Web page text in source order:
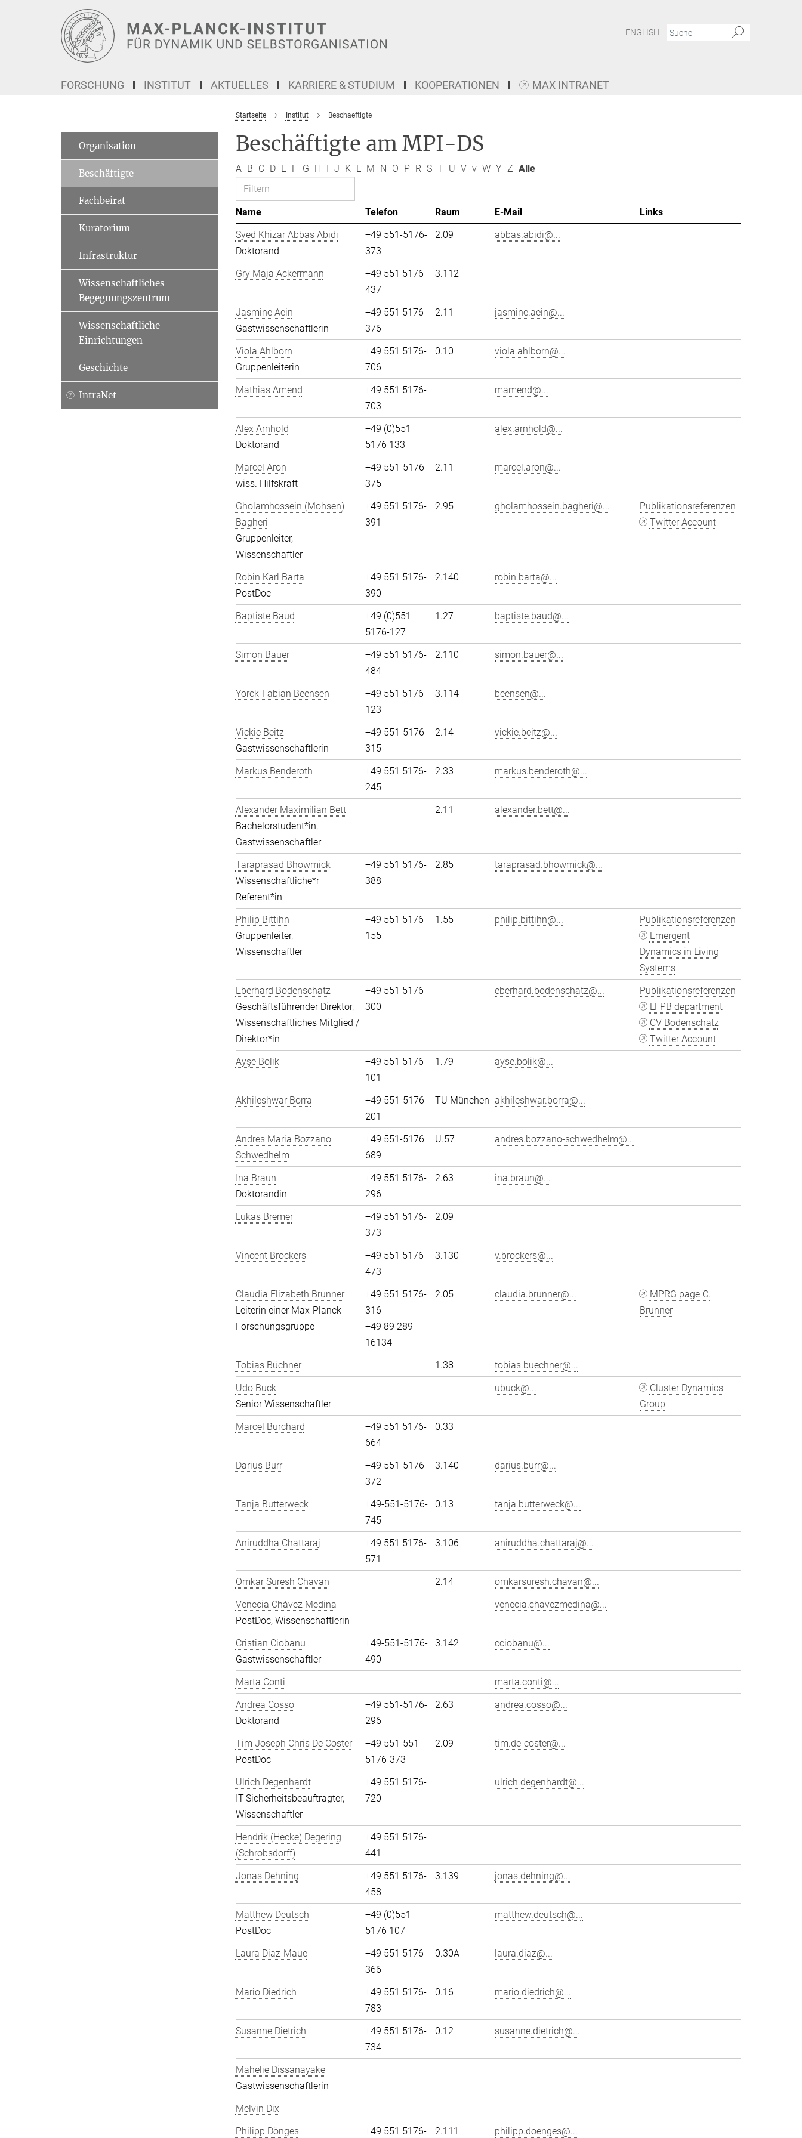
ENGLISH
FORSCHUNG INSTITUT AKTUELLES KARRIERE & STUDIUM KOOPERATIONEN MAX INTRANET
Startseite Institut Beschaeftigte
Beschäftigte am MPI-DS
A B C D E F G H I J K L M N O P R S T U V v W Y Z Alle
Name Telefon Raum E-Mail
Links
Syed Khizar Abbas Abidi
Doktorand
+49 551-5176-
373
2.09 abbas.abidi@...
Gry Maja Ackermann
+49 551 5176-
437
3.112
Jasmine Aein
Gastwissenschaftlerin
+49 551 5176-
376
2.11 jasmine.aein@...
Viola Ahlborn
Gruppenleiterin
+49 551 5176-
706
0.10 viola.ahlborn@...
Mathias Amend
+49 551 5176-
703
mamend@...
Alex Arnhold
Doktorand
+49 (0)551
5176 133
alex.arnhold@...
Marcel Aron
wiss. Hilfskraft
+49 551-5176-
375
2.11 marcel.aron@...
Gholamhossein (Mohsen)
Bagheri
Gruppenleiter,
Wissenschaftler
+49 551 5176-
391
2.95 gholamhossein.bagheri@...
Publikationsreferenzen
Twitter Account
Robin Karl Barta
PostDoc
+49 551 5176-
390
2.140 robin.barta@...
Baptiste Baud
+49 (0)551
5176-127
1.27 baptiste.baud@...
Simon Bauer
+49 551 5176-
484
2.110 simon.bauer@...
Yorck-Fabian Beensen
+49 551 5176-
123
3.114 beensen@...
Vickie Beitz
Gastwissenschaftlerin
+49 551-5176-
315
2.14 vickie.beitz@...
Markus Benderoth
+49 551 5176-
245
2.33 markus.benderoth@...
Alexander Maximilian Bett
Bachelorstudent*in,
Gastwissenschaftler
2.11 alexander.bett@...
Taraprasad Bhowmick
Wissenschaftliche*r
Referent*in
+49 551 5176-
388
2.85 taraprasad.bhowmick@...
Philip Bittihn
Gruppenleiter,
Wissenschaftler
+49 551 5176-
155
1.55 philip.bittihn@...
Publikationsreferenzen
Emergent
Dynamics in Living
Systems
Eberhard Bodenschatz
Geschäftsführender Direktor,
Wissenschaftliches Mitglied /
Direktor*in
+49 551 5176-
300
eberhard.bodenschatz@...
Publikationsreferenzen
LFPB department
CV Bodenschatz
Twitter Account
Ayşe Bolik
+49 551 5176-
101
1.79 ayse.bolik@...
Akhileshwar Borra
+49 551-5176-
201
TU München akhileshwar.borra@...
Andres Maria Bozzano
Schwedhelm
+49 551-5176
689
U.57 andres.bozzano-schwedhelm@...
Ina Braun
Doktorandin
+49 551 5176-
296
2.63 ina.braun@...
Lukas Bremer
+49 551 5176-
373
2.09
Vincent Brockers
+49 551 5176-
473
3.130 v.brockers@...
Claudia Elizabeth Brunner
Leiterin einer Max-Planck-
Forschungsgruppe
+49 551 5176-
316
+49 89 289-
16134
2.05 claudia.brunner@...
MPRG page C.
Brunner
Tobias Büchner 1.38
tobias.buechner@...
Udo Buck
Senior Wissenschaftler
ubuck@...
Cluster Dynamics
Group
Marcel Burchard
+49 551 5176-
664
0.33
Darius Burr
+49 551-5176-
372
3.140 darius.burr@...
Tanja Butterweck
+49-551-5176-
745
0.13 tanja.butterweck@...
Aniruddha Chattaraj
+49 551 5176-
571
3.106 aniruddha.chattaraj@...
Omkar Suresh Chavan 2.14
omkarsuresh.chavan@...
Venecia Chávez Medina
PostDoc, Wissenschaftlerin
venecia.chavezmedina@...
Cristian Ciobanu
Gastwissenschaftler
+49-551-5176-
490
3.142 cciobanu@...
Marta Conti
marta.conti@...
Andrea Cosso
Doktorand
+49 551-5176-
296
2.63 andrea.cosso@...
Tim Joseph Chris De Coster
PostDoc
+49 551-551-
5176-373
2.09 tim.de-coster@...
Ulrich Degenhardt
IT-Sicherheitsbeauftragter,
Wissenschaftler
+49 551 5176-
720
ulrich.degenhardt@...
Hendrik (Hecke) Degering
(Schrobsdorff)
+49 551 5176-
441
Jonas Dehning
+49 551 5176-
458
3.139 jonas.dehning@...
Matthew Deutsch
PostDoc
+49 (0)551
5176 107
matthew.deutsch@...
Laura Diaz-Maue
+49 551 5176-
366
0.30A laura.diaz@...
Mario Diedrich
+49 551 5176-
783
0.16 mario.diedrich@...
Susanne Dietrich
+49 551 5176-
734
0.12 susanne.dietrich@...
Mahelie Dissanayake
Gastwissenschaftlerin
Melvin Dix
Philipp Dönges
+49 551 5176- 2.111 philipp.doenges@...
Organisation
Beschäftigte
Fachbeirat
Kuratorium
Infrastruktur
Wissenschaftliches
Begegnungszentrum
Wissenschaftliche
Einrichtungen
Geschichte
IntraNet